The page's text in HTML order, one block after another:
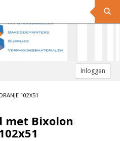
Inloggen
102X51
met Bixolon